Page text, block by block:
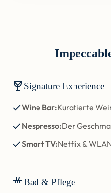
Signature Experience
Wine Bar:Kuratierte
Nespresso:Der
Smart TV:Netflix &
Bad & Pflege